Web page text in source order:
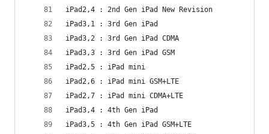
iPad2,4 : 2nd Gen iPad New Revision
iPad3,1 : 3rd Gen iPad
iPad3,2 : 3rd Gen iPad CDMA
iPad3,3 : 3rd Gen iPad GSM
iPad2,5 : iPad mini
iPad2,6 : iPad mini GSM+LTE
iPad2,7 : iPad mini CDMA+LTE
iPad3,4 : 4th Gen iPad
iPad3,5 : 4th Gen iPad GSM+LTE